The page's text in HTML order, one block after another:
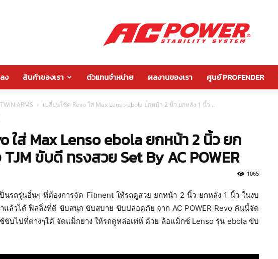
โคลง
หลัง
ง สินค้าของเรา ตัวแทนจำหน่าย ผลงานของเรา ศูนย์ PROFENDER
ARMS เปลี่ยนโช้ค Revo ใส่ Max Lenso ebola ยกหน้า 2 นิ้ว ยกหลัง 1 นิ้ว...
ใส่ Max Lenso ebola ยกหน้า 2 นิ้ว ยก
ขับดี ทรงสวย Set By AC POWER
1065
นรถรุ่นอื่นๆ ที่ต้องการจัด Fitment ให้รถดูสวย ยกหน้า 2 นิ้ว ยกหลัง 1 นิ้ว ในงบ
ล้วได้ ฟิลลิ่งที่ดี ขับสนุก ขับสบาย ขับปลอดภัย จาก AC POWER Revo คันนี้จัด
ขับไปที่ต่างๆได้ จัดแม็กยาง ให้รถดูหล่อเท่ห์ ด้วย ล้อแม็กซ์ Lenso รุ่น ebola ขับ